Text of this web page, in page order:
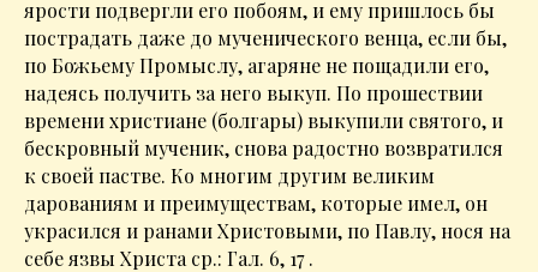
ярости подвергли его побоям, и ему пришлось бы
пострадать даже до мученического венца, если бы,
по Божьему Промыслу, агаряне не пощадили его,
надеясь получить за него выкуп. По прошествии
времени христиане (болгары) выкупили святого, и
бескровный мученик, снова радостно возвратился
к своей пастве. Ко многим другим великим
дарованиям и преимуществам, которые имел, он
украсился и ранами Христовыми, по Павлу, нося на
себе язвы Христа ср.: Гал. 6, 17 .